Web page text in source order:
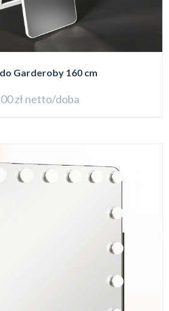
Garderoby 160 cm
zł netto/doba